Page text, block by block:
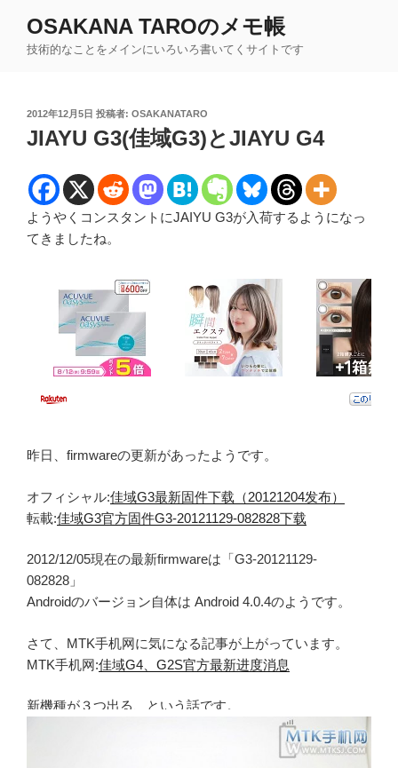
OSAKANA TAROのメモ帳
技術的なことをメインにいろいろ書いてくサイトです
投
稿
日:
2012年12月5日 投稿者: OSAKANATARO
JIAYU G3(佳域G3)とJIAYU G4
ようやくコンスタントにJAIYU G3が入荷するようになっ
てきましたね。
昨日、firmwareの更新があったようです。
オフィシャル:佳域G3最新固件下载（20121204发布）
転載:佳域G3官方固件G3-20121129-082828下载
2012/12/05現在の最新firmwareは「G3-20121129-
082828」
Androidのバージョン自体は Android 4.0.4のようです。
さて、MTK手机网に気になる記事が上がっています。
MTK手机网:佳域G4、G2S官方最新进度消息
新機種が３つ出る、という話です。